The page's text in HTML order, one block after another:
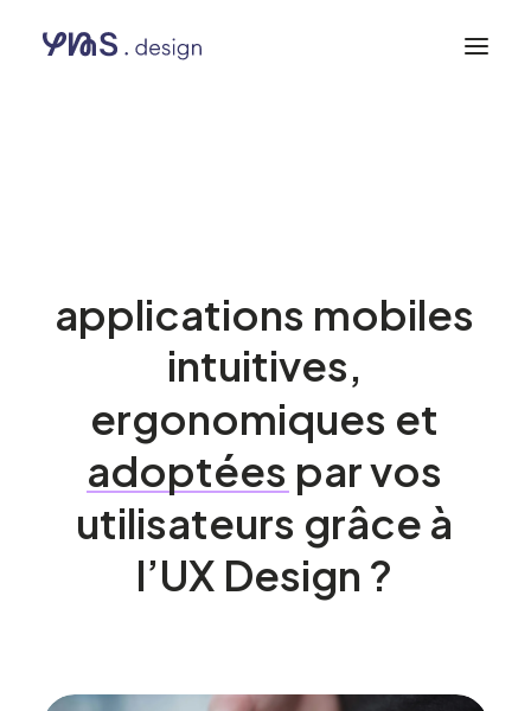
applications mobiles
intuitives,
ergonomiques et
adoptées parvos
utilisateurs grâce à
l’UX Design ?